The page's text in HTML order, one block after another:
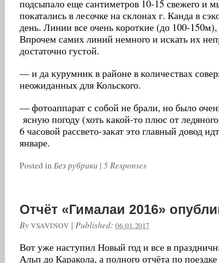
подсыпало еще сантиметров 10-15 свежего и
покатались в лесочке на склонах г. Канда в
день. Линии все очень короткие (до 100-
Впрочем самих линий немного и искать их
достаточно густой.
— и да курумник в районе в количествах
неожиданных для Кольского.
— фотоаппарат с собой не брали, но было
ясную погоду (хоть какой-то плюс от
6 часовой рассвето-закат это главный довод
январе.
Posted inБез рубрики | 5 Responses
Отчёт «Гималаи 2016»
By VSAVINOV |Published:06.01.2017
Вот уже наступил Новый год и все в
Альп до Каракола, а полного отчёта по